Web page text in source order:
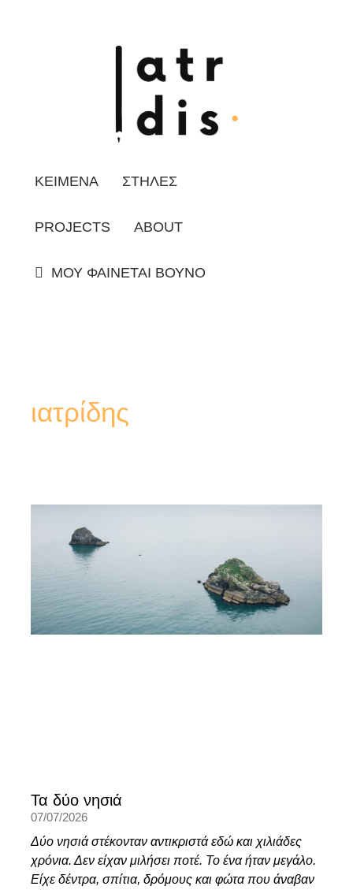
ΚΕΙΜΕΝΑ ΣΤΗΛΕΣ
PROJECTS ABOUT
ΜΟΥ ΦΑΙΝΕΤΑΙ ΒΟΥΝΟ
ιατρίδης
Τα δύο νησιά
07/07/2026
Δύο νησιά στέκονταν αντικριστά εδώ και χιλιάδες
χρόνια. Δεν είχαν μιλήσει ποτέ. Το ένα ήταν μεγάλο.
Είχε δέντρα, σπίτια, δρόμους και φώτα που άναβαν